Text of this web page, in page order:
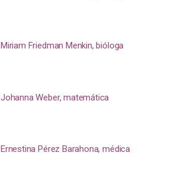
Miriam Friedman Menkin, bióloga
Johanna Weber, matemática
Ernestina Pérez Barahona, médica